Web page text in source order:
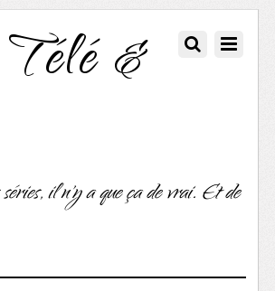
&
il n'y a que ça de vrai. Et de